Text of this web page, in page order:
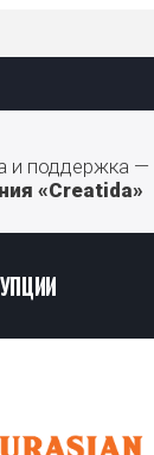
и поддержка —
«Creatida»